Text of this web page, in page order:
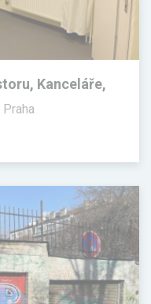
Kanceláře,